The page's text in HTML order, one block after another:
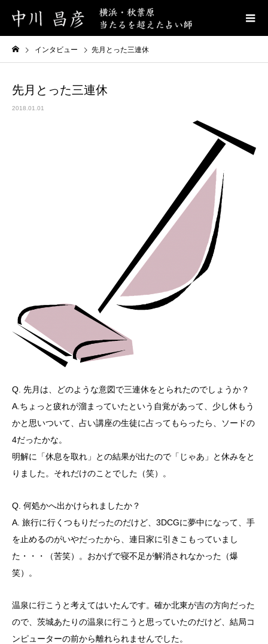
インタビュー 先月とった三連休
先月とった三連休
2018.01.01
Q. 先月は、どのような意図で三連休をとられたのでしょうか？
A.ちょっと疲れが溜まっていたという自覚があって、少し休もう
かと思いついて、占い講座の生徒に占ってもらったら、ソードの
4だったかな。
明解に「休息を取れ」との結果が出たので「じゃあ」と休みをと
りました。それだけのことでした（笑）。
Q. 何処かへ出かけられましたか？
A. 旅行に行くつもりだったのだけど、3DCGに夢中になって、手
を止めるのがいやだったから、連日家に引きこもっていまし
た・・・（苦笑）。おかげで寝不足が解消されなかった（爆
笑）。
温泉に行こうと考えてはいたんです。確か北東が吉の方向だった
ので、茨城あたりの温泉に行こうと思っていたのだけど、結局コ
ンピューターの前から離れられませんでした。